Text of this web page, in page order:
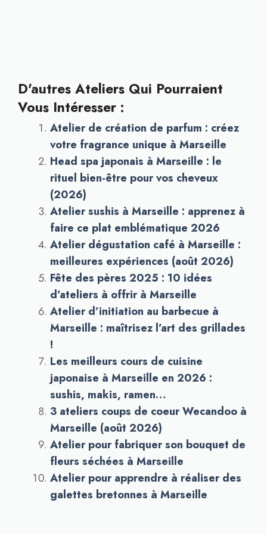
D'autres Ateliers Qui Pourraient
Vous Intéresser :
Atelier de création de parfum : créez
votre fragrance unique à Marseille
Head spa japonais à Marseille : le
rituel bien-être pour vos cheveux
(2026)
Atelier sushis à Marseille : apprenez à
faire ce plat emblématique 2026
Atelier dégustation café à Marseille :
meilleures expériences (août 2026)
Fête des pères 2025 : 10 idées
d’ateliers à offrir à Marseille
Atelier d’initiation au barbecue à
Marseille : maîtrisez l’art des grillades
!
Les meilleurs cours de cuisine
japonaise à Marseille en 2026 :
sushis, makis, ramen…
3 ateliers coups de coeur Wecandoo à
Marseille (août 2026)
Atelier pour fabriquer son bouquet de
fleurs séchées à Marseille
Atelier pour apprendre à réaliser des
galettes bretonnes à Marseille